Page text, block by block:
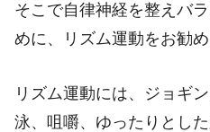
そこで自律神経を整えバ
めに、リズム運動をお勧め
リズム運動には、ジョギ
泳、咀嚼、ゆったりとし